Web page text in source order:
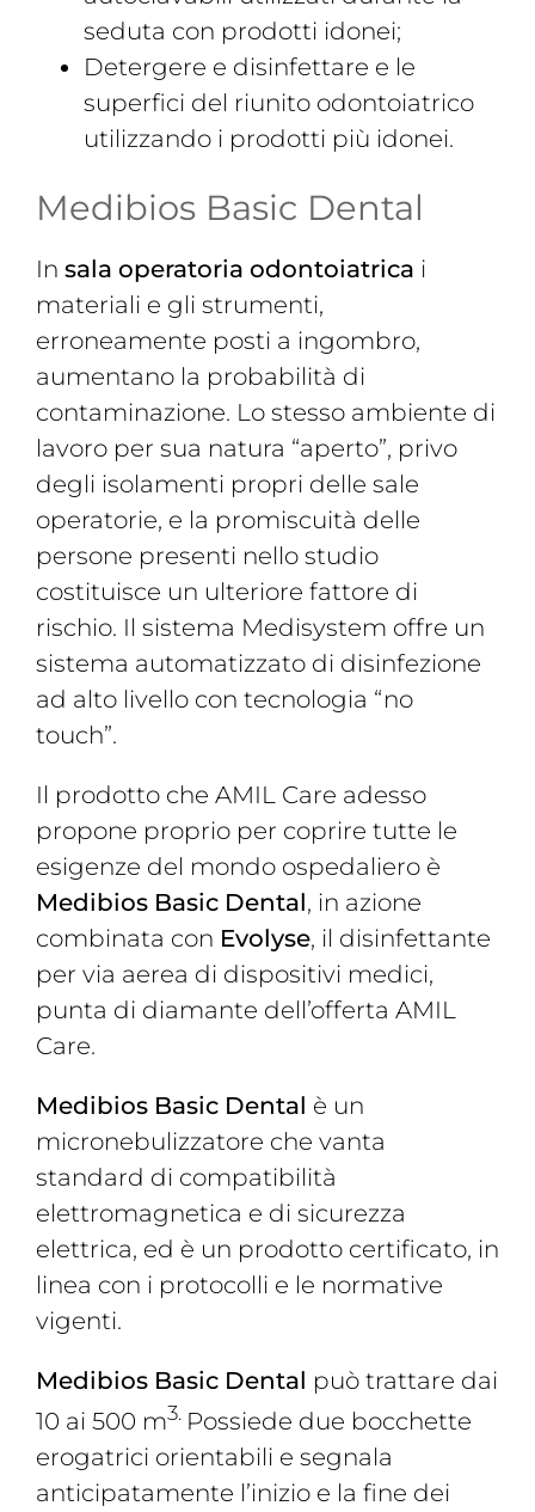
seduta con prodotti idonei;
Detergere e disinfettare e le
superfici del riunito odontoiatrico
utilizzando i prodotti più idonei.
Medibios Basic Dental
In sala operatoria odontoiatrica i
materiali e gli strumenti,
erroneamente posti a ingombro,
aumentano la probabilità di
contaminazione. Lo stesso ambiente di
lavoro per sua natura “aperto”, privo
degli isolamenti propri delle sale
operatorie, e la promiscuità delle
persone presenti nello studio
costituisce un ulteriore fattore di
rischio. Il sistema Medisystem offre un
sistema automatizzato di disinfezione
ad alto livello con tecnologia “no
touch”.
Il prodotto che AMIL Care adesso
propone proprio per coprire tutte le
esigenze del mondo ospedaliero è
Medibios Basic Dental, in azione
combinata con Evolyse, il disinfettante
per via aerea di dispositivi medici,
punta di diamante dell’offerta AMIL
Care.
Medibios Basic Dental è un
micronebulizzatore che vanta
standard di compatibilità
elettromagnetica e di sicurezza
elettrica, ed è un prodotto certificato, in
linea con i protocolli e le normative
vigenti.
Medibios Basic Dental può trattare dai
10 ai 500 m3. Possiede due bocchette
erogatrici orientabili e segnala
anticipatamente l’inizio e la fine dei